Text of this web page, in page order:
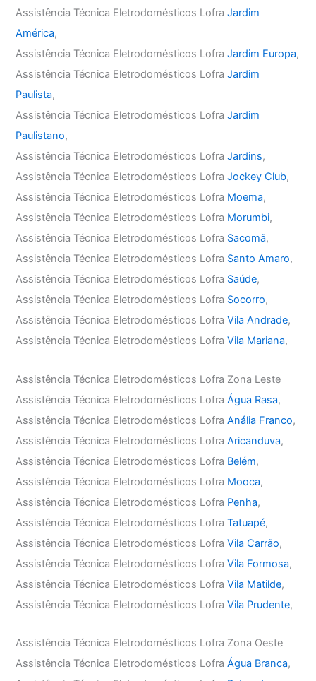
Assistência Técnica Eletrodomésticos LofraJardim
América,
Assistência Técnica Eletrodomésticos LofraJardim Europa,
Assistência Técnica Eletrodomésticos LofraJardim
Paulista,
Assistência Técnica Eletrodomésticos LofraJardim
Paulistano,
Assistência Técnica Eletrodomésticos LofraJardins,
Assistência Técnica Eletrodomésticos LofraJockey Club,
Assistência Técnica Eletrodomésticos Lofra Moema,
Assistência Técnica Eletrodomésticos Lofra Morumbi,
Assistência Técnica Eletrodomésticos Lofra Sacomã,
Assistência Técnica Eletrodomésticos Lofra Santo Amaro,
Assistência Técnica Eletrodomésticos Lofra Saúde,
Assistência Técnica Eletrodomésticos Lofra Socorro,
Assistência Técnica Eletrodomésticos LofraVila Andrade,
Assistência Técnica Eletrodomésticos LofraVila Mariana,
Assistência Técnica Eletrodomésticos Lofra Zona Leste
Assistência Técnica Eletrodomésticos LofraÁgua Rasa,
Assistência Técnica Eletrodomésticos LofraAnália Franco,
Assistência Técnica Eletrodomésticos LofraAricanduva,
Assistência Técnica Eletrodomésticos Lofra Belém,
Assistência Técnica Eletrodomésticos Lofra Mooca,
Assistência Técnica Eletrodomésticos Lofra Penha,
Assistência Técnica Eletrodomésticos LofraTatuapé,
Assistência Técnica Eletrodomésticos LofraVila Carrão,
Assistência Técnica Eletrodomésticos LofraVila Formosa,
Assistência Técnica Eletrodomésticos LofraVila Matilde,
Assistência Técnica Eletrodomésticos LofraVila Prudente,
Assistência Técnica Eletrodomésticos Lofra Zona Oeste
Assistência Técnica Eletrodomésticos LofraÁgua Branca,